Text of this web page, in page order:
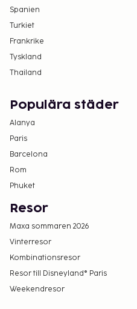
Spanien
Turkiet
Frankrike
Tyskland
Thailand
Populära städer
Alanya
Paris
Barcelona
Rom
Phuket
Resor
Maxa sommaren 2026
Vinterresor
Kombinationsresor
Resor till Disneyland® Paris
Weekendresor